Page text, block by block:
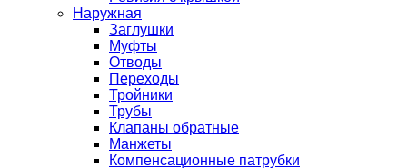
Наружная
Заглушки
Муфты
Отводы
Переходы
Тройники
Трубы
Клапаны обратные
Манжеты
Компенсационные патрубки